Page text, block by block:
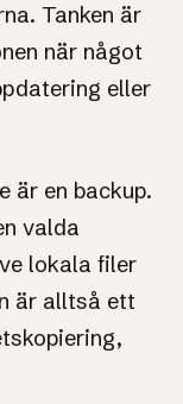
Tanken är
när något
eller
en backup.
valda
lokala filer
är alltså ett